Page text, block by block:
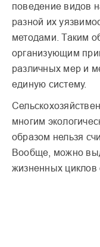
поведение видов
разной их
методами. Таким
организующим
различных мер и
единую систему.
многим
образом нель­зя
Вообще, можно
жизненных циклов